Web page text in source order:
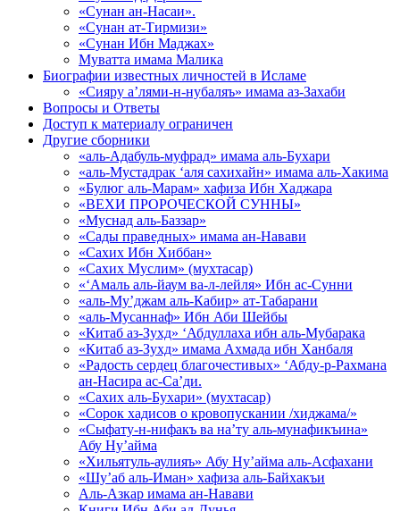
«Сунан ан-Насаи».
«Сунан ат-Тирмизи»
«Сунан Ибн Маджах»
Муватта имама Малика
Биографии известных личностей в Исламе
«Сияру а’лями-н-нубаляъ» имама аз-Захаби
Вопросы и Ответы
Доступ к материалу ограничен
Другие сборники
«аль-Адабуль-муфрад» имама аль-Бухари
«аль-Мустадрак ‘аля сахихайн» имама аль-Хакима
«Булюг аль-Марам» хафиза Ибн Хаджара
«ВЕХИ ПРОРОЧЕСКОЙ СУННЫ»
«Муснад аль-Баззар»
«Сады праведных» имама ан-Навави
«Сахих Ибн Хиббан»
«Сахих Муслим» (мухтасар)
«‘Амаль аль-йаум ва-л-лейля» Ибн ас-Сунни
«аль-Му’джам аль-Кабир» ат-Табарани
«аль-Мусаннаф» Ибн Аби Шейбы
«Китаб аз-Зухд» ‘Абдуллаха ибн аль-Мубарака
«Китаб аз-Зухд» имама Ахмада ибн Ханбаля
«Радость сердец благочестивых» ‘Абду-р-Рахмана
ан-Насира ас-Са’ди.
«Сахих аль-Бухари» (мухтасар)
«Сорок хадисов о кровопускании /хиджама/»
«Сыфату-н-нифакъ ва на’ту аль-мунафикъина»
Абу Ну’айма
«Хильятуль-аулияъ» Абу Ну’айма аль-Асфахани
«Шу’аб аль-Иман» хафиза аль-Байхакъи
Аль-Азкар имама ан-Навави